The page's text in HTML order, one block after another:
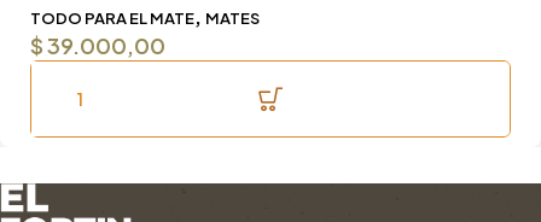
TODO PARA EL MATE, MATES
$39.000,00